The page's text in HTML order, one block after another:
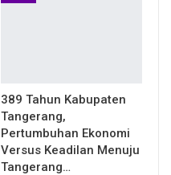
389 Tahun Kabupaten
Tangerang,
Pertumbuhan Ekonomi
Versus Keadilan Menuju
Tangerang…